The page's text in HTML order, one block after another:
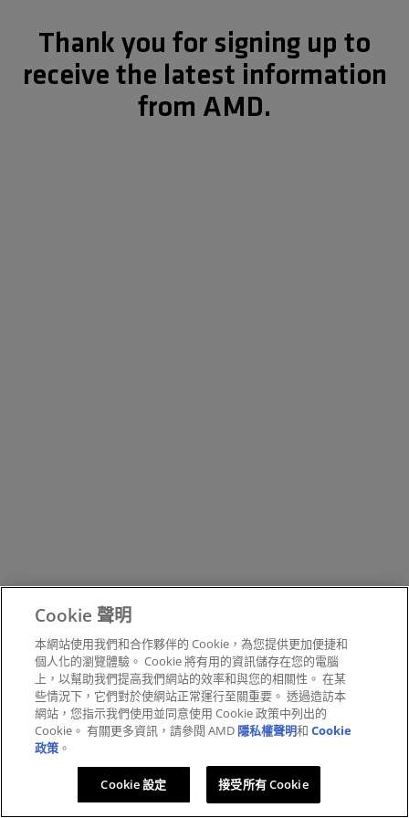
Thank you for signing up to
receive the latest information
from AMD.
Cookie 聲明
本網站使用我們和合作夥伴的 Cookie，為您提供更加便捷和
個人化的瀏覽體驗。 Cookie 將有用的資訊儲存在您的電腦
上，以幫助我們提高我們網站的效率和與您的相關性。 在某
些情況下，它們對於使網站正常運行至關重要。 透過造訪本
網站，您指示我們使用並同意使用 Cookie 政策中列出的
Cookie。 有關更多資訊，請參閱 AMD 隱私權聲明和Cookie
政策 。
Cookie 設定 接受所有 Cookie